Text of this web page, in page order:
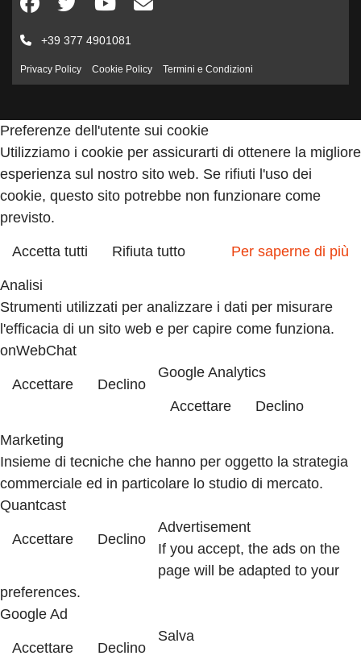
+39 377 4901081
Privacy Policy Cookie Policy Termini e Condizioni
Preferenze dell'utente sui cookie
Utilizziamo i cookie per assicurarti di ottenere la migliore
esperienza sul nostro sito web. Se rifiuti l'uso dei
cookie, questo sito potrebbe non funzionare come
previsto.
Accetta tutti Rifiuta tutto Per saperne di più
Analisi
Strumenti utilizzati per analizzare i dati per misurare
l'efficacia di un sito web e per capire come funziona.
onWebChat
Accettare Declino
Google Analytics
Accettare Declino
Marketing
Insieme di tecniche che hanno per oggetto la strategia
commerciale ed in particolare lo studio di mercato.
Quantcast
Accettare Declino
Advertisement
If you accept, the ads on the
page will be adapted to your
preferences.
Google Ad
Accettare Declino
Salva